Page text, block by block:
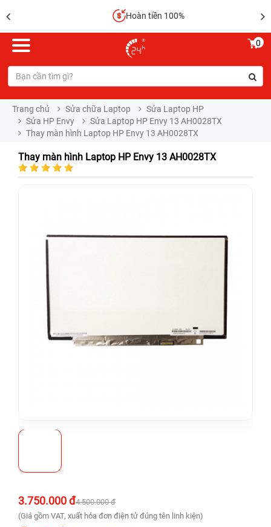
Hoàn tiền 100%
0
Trang chủ Sửa chữa Laptop
Sửa Laptop HP
Sửa HP Envy
Sửa Laptop HP Envy 13 AH0028TX
Thay màn hình Laptop HP Envy 13 AH0028TX
Thay màn hình Laptop HP Envy 13 AH0028TX
3.750.000 đ4.500.000 đ
(Giá gồm VAT, xuất hóa đơn điện tử đúng tên linh kiện)